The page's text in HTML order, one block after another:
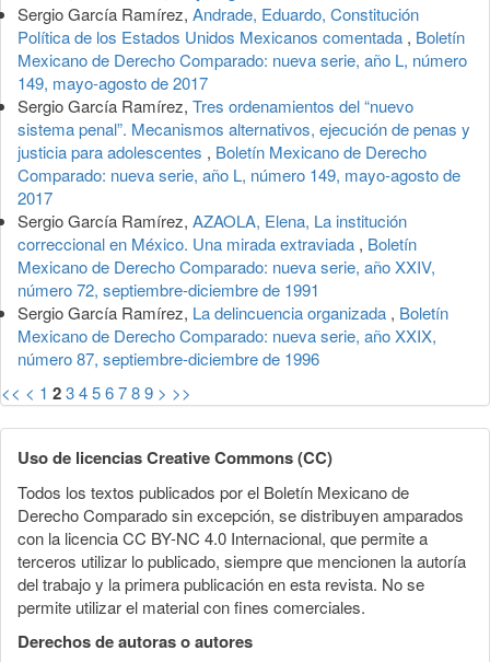
Sergio García Ramírez, Andrade, Eduardo, Constitución
Política de los Estados Unidos Mexicanos comentada , Boletín
Mexicano de Derecho Comparado: nueva serie, año L, número
149, mayo-agosto de 2017
Sergio García Ramírez, Tres ordenamientos del “nuevo
sistema penal”. Mecanismos alternativos, ejecución de penas y
justicia para adolescentes , Boletín Mexicano de Derecho
Comparado: nueva serie, año L, número 149, mayo-agosto de
2017
Sergio García Ramírez, AZAOLA, Elena, La institución
correccional en México. Una mirada extraviada , Boletín
Mexicano de Derecho Comparado: nueva serie, año XXIV,
número 72, septiembre-diciembre de 1991
Sergio García Ramírez, La delincuencia organizada , Boletín
Mexicano de Derecho Comparado: nueva serie, año XXIX,
número 87, septiembre-diciembre de 1996
<< < 1 23456789 > >>
Uso de licencias Creative Commons (CC)
Todos los textos publicados por el Boletín Mexicano de
Derecho Comparado sin excepción, se distribuyen amparados
con la licencia CC BY-NC 4.0 Internacional, que permite a
terceros utilizar lo publicado, siempre que mencionen la autoría
del trabajo y la primera publicación en esta revista. No se
permite utilizar el material con fines comerciales.
Derechos de autoras o autores